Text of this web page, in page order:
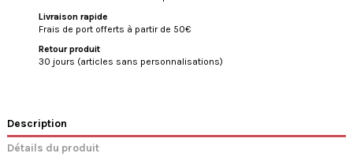
Livraison rapide
Frais de port offerts à partir de 50€
Retour produit
30 jours (articles sans personnalisations)
Description
Détails du produit